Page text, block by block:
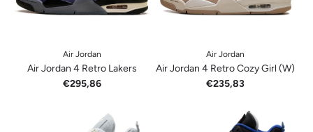
Air Jordan
Air Jordan 4 Retro Lakers
€295,86
Air Jordan
Air Jordan 4 Retro Cozy Girl (W)
€235,83